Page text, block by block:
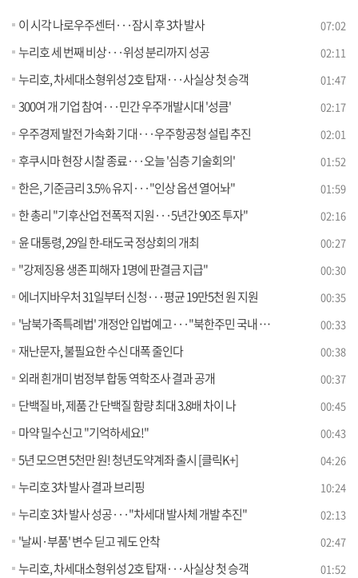
이 시각 나로우주센터···잠시 후 3차 발사 07:02
누리호 세 번째 비상···위성 분리까지 성공 02:11
누리호, 차세대소형위성 2호 탑재···사실상 첫 승객 01:47
300여 개 기업 참여···민간 우주개발시대 '성큼' 02:17
우주경제 발전 가속화 기대···우주항공청 설립 추진 02:01
후쿠시마 현장 시찰 종료···오늘 '심층 기술회의' 01:52
한은, 기준금리 3.5% 유지···"인상 옵션 열어놔" 01:59
한 총리 "기후산업 전폭적 지원···5년간 90조 투자" 02:16
윤 대통령, 29일 한-태도국 정상회의 개최 00:27
"강제징용 생존 피해자 1명에 판결금 지급" 00:30
에너지바우처 31일부터 신청···평균 19만5천 원 지원 00:35
'남북가족특례법' 개정안 입법예고···"북한주민 국내 재산 보호" 00:33
재난문자, 불필요한 수신 대폭 줄인다 00:38
외래 흰개미 범정부 합동 역학조사 결과 공개 00:37
단백질 바, 제품 간 단백질 함량 최대 3.8배 차이 나 00:45
마약 밀수신고 "기억하세요!" 00:43
5년 모으면 5천만 원! 청년도약계좌 출시 [클릭K+] 04:26
누리호 3차 발사 결과 브리핑 10:24
누리호 3차 발사 성공···"차세대 발사체 개발 추진" 02:13
'날씨·부품' 변수 딛고 궤도 안착 02:47
누리호, 차세대소형위성 2호 탑재···사실상 첫 승객 01:52